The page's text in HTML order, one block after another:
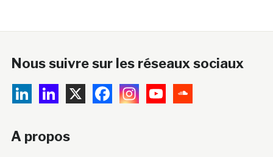
Nous suivre sur les réseaux sociaux
A propos